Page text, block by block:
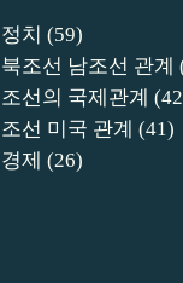
정치 (59)
북조선 남조선 관계
조선의 국제관계
조선 미국 관계 (41)
경제 (26)